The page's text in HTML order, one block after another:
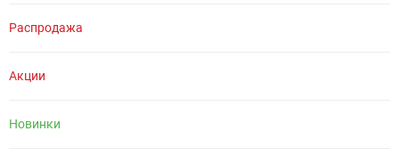
Распродажа
Акции
Новинки